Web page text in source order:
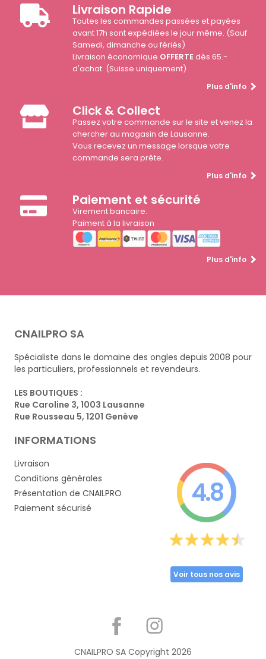
Livraison Rapide
Toutes les commandes passées et payées
avant 17h sont expédiées le jour même. (Sauf
Samedi, dimanche ou fériés)
Livraison économique OFFERTEdès 65.-
d'achat. (Suisse uniquement)
Plus d'info
Click & Collect
Passez votre commande sur le site et venez la
chercher au magasin de Lausanne.
Vous recevez un message lorsque votre
commande sera prête.
Plus d'info
Paiement et sécurité
Virement bancaire.
Paiment à la livraison
Plus d'info
CNAILPRO SA
Spécialiste dans le domaine des ongles depuis 2008 pour
les particuliers, professionnels et revendeurs.
LES BOUTIQUES :
Rue Caroline 3, 1003 Lausanne
Rue Rousseau 5, 1201 Genève
INFORMATIONS
Livraison
Conditions générales
Présentation de CNAILPRO
Paiement sécurisé
4.8
Voir tous nos avis
CNAILPRO SA Copyright 2026